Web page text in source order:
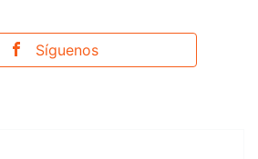
Síguenos